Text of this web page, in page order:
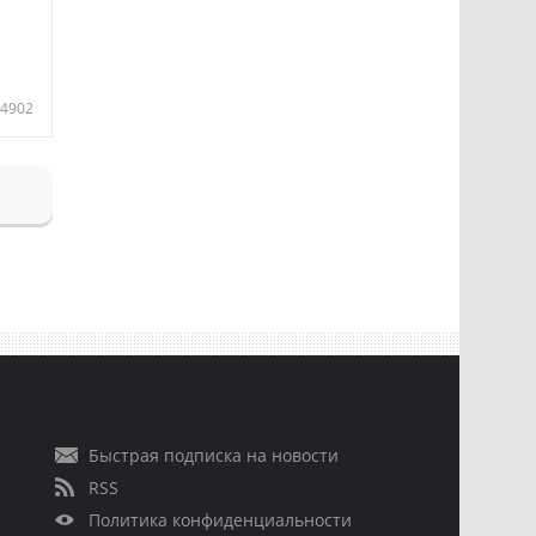
4902
Быстрая подписка на новости
RSS
Политика конфиденциальности